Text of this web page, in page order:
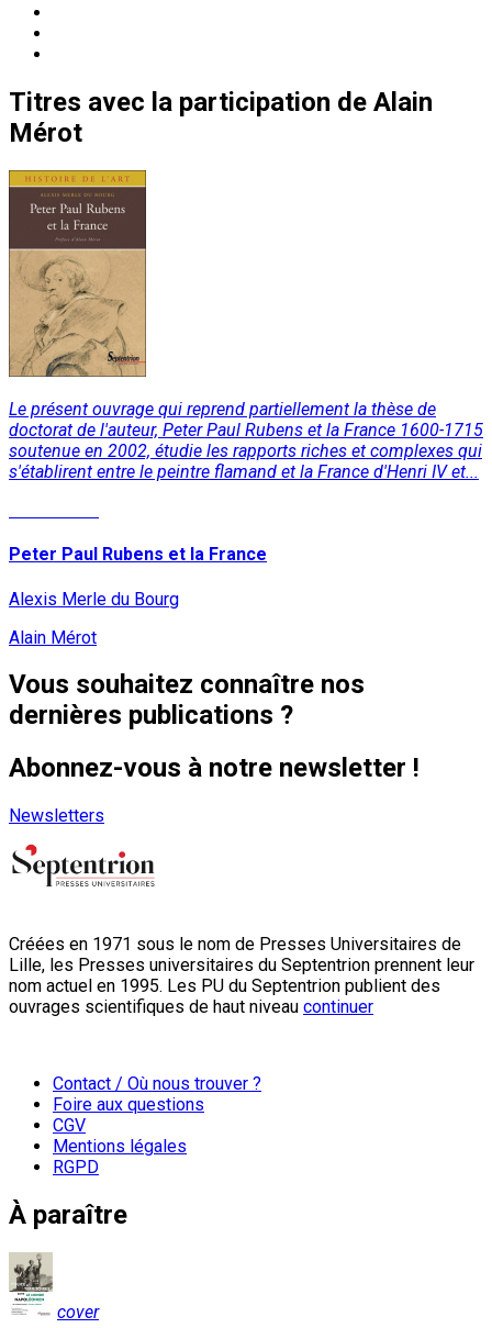
Titres avec la participation de Alain
Mérot
Le présent ouvrage qui reprend partiellement la thèse de
doctorat de l'auteur, Peter Paul Rubens et la France 1600-1715
soutenue en 2002, étudie les rapports riches et complexes qui
s'établirent entre le peintre flamand et la France d'Henri IV et...
Peter Paul Rubens et la France
Alexis Merle du Bourg
Alain Mérot
Vous souhaitez connaître nos
dernières publications ?
Abonnez-vous à notre newsletter !
Newsletters
Créées en 1971 sous le nom de Presses Universitaires de
Lille, les Presses universitaires du Septentrion prennent leur
nom actuel en 1995. Les PU du Septentrion publient des
ouvrages scientifiques de haut niveau continuer
Contact / Où nous trouver ?
Foire aux questions
CGV
Mentions légales
RGPD
À paraître
cover